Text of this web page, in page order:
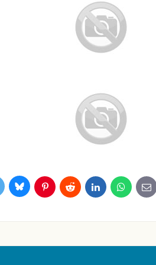
BlueskyPinterestReddit LinkedInWhatsApp
E-